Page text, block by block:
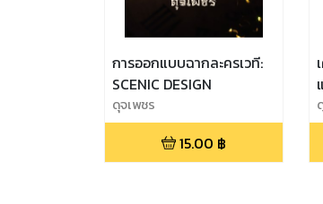
การออกแบบฉากละครเวที:
SCENIC DESIGN
ดุจเพชร
15.00 ฿